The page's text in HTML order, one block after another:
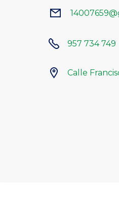

 957 734 749
 Calle